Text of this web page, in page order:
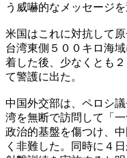
う威嚇的なメッセージを
米国はこれに対抗して
台湾東側５００キロ海
着した後、少なくとも
て警護に出た。
中国外交部は、ペロシ
湾を無断で訪問して「
政治的基盤を傷つけ、
く非難した。同時に４